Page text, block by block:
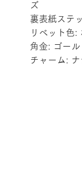
ズ
裏表紙ステ
リベット色:
角金: ゴー
チャーム: ナ